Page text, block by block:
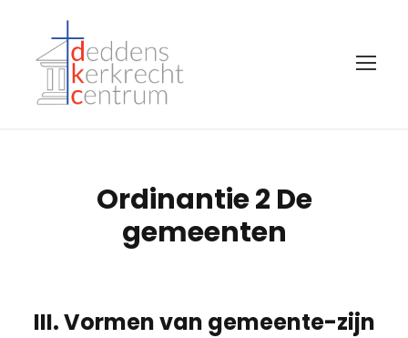
Ordinantie 2 De
gemeenten
III. Vormen van gemeente-zijn